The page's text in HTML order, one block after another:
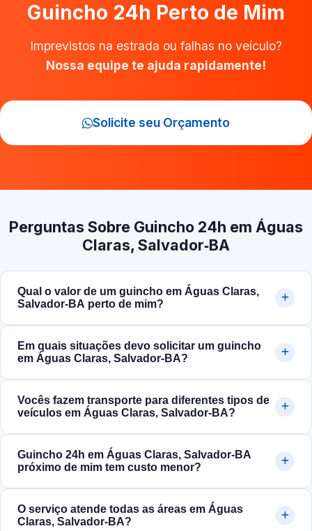
Guincho 24h Perto de Mim
Imprevistos na estrada ou falhas no veículo?
Nossa equipe te ajuda rapidamente!
Solicite seu Orçamento
Perguntas Sobre Guincho 24h em Águas
Claras, Salvador‑BA
Qual o valor de um guincho em Águas Claras,
Salvador‑BA perto de mim?
Em quais situações devo solicitar um guincho
em Águas Claras, Salvador‑BA?
Vocês fazem transporte para diferentes tipos de
veículos em Águas Claras, Salvador‑BA?
Guincho 24h em Águas Claras, Salvador‑BA
próximo de mim tem custo menor?
O serviço atende todas as áreas em Águas
Claras, Salvador‑BA?